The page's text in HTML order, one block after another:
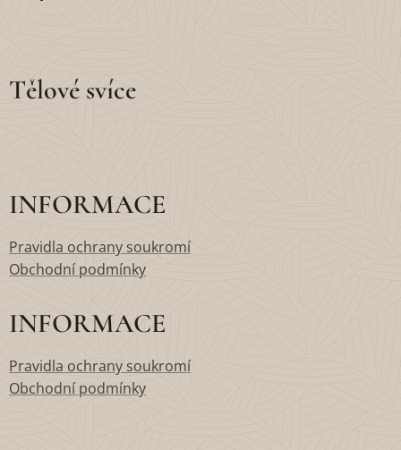
Tělové svíce
INFORMACE
Pravidla ochrany soukromí
Obchodní podmínky
INFORMACE
Pravidla ochrany soukromí
Obchodní podmínky